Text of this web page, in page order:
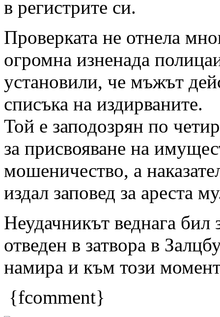
в регистрите си.
Проверката не отнела
огромна изненада
установили, че мъжът
списъка на издирваните.
Той е заподозрян по
за присвояване на
мошеничество, а
издал заповед за ареста
Неудачникът веднага бил
отведен в затвора в
намира и към този
{fcomment}